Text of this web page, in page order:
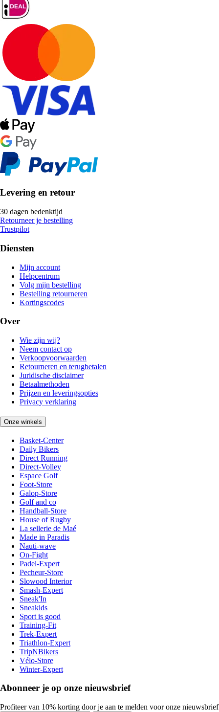
Levering en retour
30 dagen bedenktijd
Retourneer je bestelling
Trustpilot
Diensten
Mijn account
Helpcentrum
Volg mijn bestelling
Bestelling retourneren
Kortingscodes
Over
Wie zijn wij?
Neem contact op
Verkoopvoorwaarden
Retourneren en terugbetalen
Juridische disclaimer
Betaalmethoden
Prijzen en leveringsopties
Privacy verklaring
Onze winkels
Basket-Center
Daily Bikers
Direct Running
Direct-Volley
Espace Golf
Foot-Store
Galop-Store
Golf and co
Handball-Store
House of Rugby
La sellerie de Maé
Made in Paradis
Nauti-wave
On-Fight
Padel-Expert
Pecheur-Store
Slowood Interior
Smash-Expert
Sneak'In
Sneakids
Sport is good
Training-Fit
Trek-Expert
Triathlon-Expert
TripNBikers
Vélo-Store
Winter-Expert
Abonneer je op onze nieuwsbrief
Profiteer van 10% korting door je aan te melden voor onze nieuwsbrief